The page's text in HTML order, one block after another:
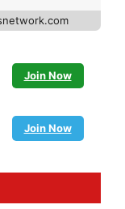
Join Now
Join Now